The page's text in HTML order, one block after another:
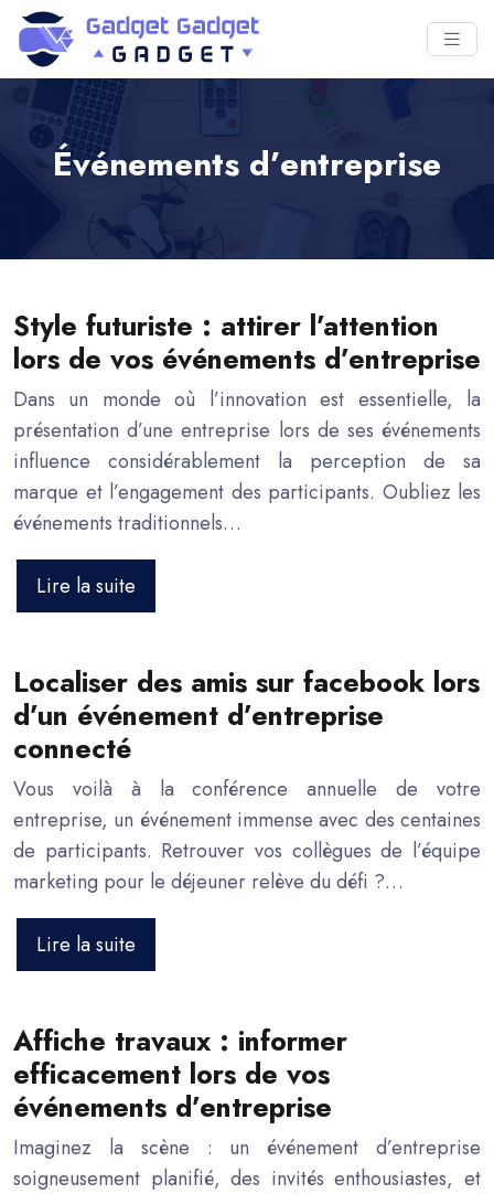
Événements d’entreprise
Style futuriste : attirer l’attention
lors de vos événements d’entreprise
Dans un monde où l’innovation est essentielle, la
présentation d’une entreprise lors de ses événements
influence considérablement la perception de sa
marque et l’engagement des participants. Oubliez les
événements traditionnels…
Lire la suite
Localiser des amis sur facebook lors
d’un événement d’entreprise
connecté
Vous voilà à la conférence annuelle de votre
entreprise, un événement immense avec des centaines
de participants. Retrouver vos collègues de l’équipe
marketing pour le déjeuner relève du défi ?…
Lire la suite
Affiche travaux : informer
efficacement lors de vos
événements d’entreprise
Imaginez la scène : un événement d’entreprise
soigneusement planifié, des invités enthousiastes, et